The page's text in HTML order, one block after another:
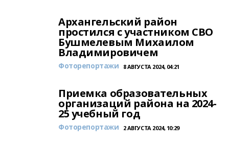
Архангельский район
простился с участником СВО
Бушмелевым Михаилом
Владимировичем
Фоторепортажи 8 АВГУСТА 2024, 04:21
Приемка образовательных
организаций района на 2024-
25 учебный год
Фоторепортажи 2 АВГУСТА 2024, 10:29